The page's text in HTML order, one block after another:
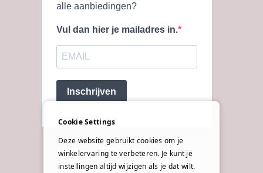
alle aanbiedingen?
Vul dan hier je mailadres in.
Inschrijven
Cookie Settings
Deze website gebruikt cookies om je
winkelervaring te verbeteren. Je kunt je
instellingen altijd wijzigen als je dat wilt.